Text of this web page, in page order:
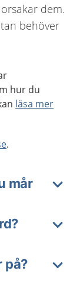
dem.
behöver
hur du
läsa mer
.
mår
på?